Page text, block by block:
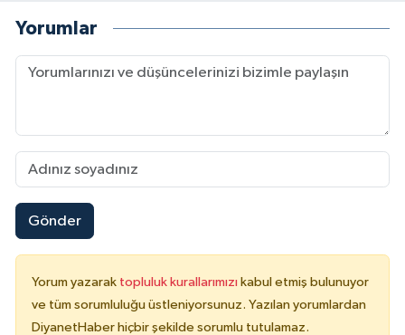
Yorumlar
Gönder
Yorum yazarak topluluk kurallarımızı kabul etmiş bulunuyor
ve tüm sorumluluğu üstleniyorsunuz. Yazılan yorumlardan
DiyanetHaber hiçbir şekilde sorumlu tutulamaz.